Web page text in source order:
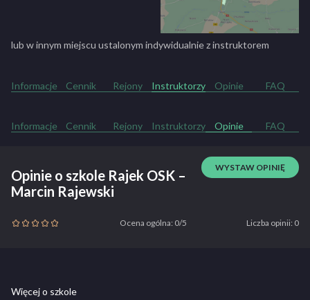
lub w innym miejscu ustalonym indywidualnie z instruktorem
Informacje Cennik Rejony Instruktorzy Opinie FAQ
Informacje Cennik Rejony Instruktorzy Opinie FAQ
Opinie o szkole Rajek OSK –
Marcin Rajewski
WYSTAW OPINIĘ
Ocena ogólna: 0/5 Liczba opinii: 0
Więcej o szkole